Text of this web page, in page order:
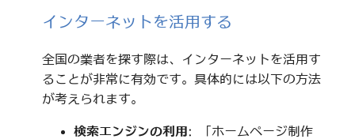
インターネットを活用する
全国の業者を探す際は、インターネットを活用す
ることが非常に有効です。具体的には以下の方法
が考えられます。
検索エンジンの利用 : 「ホームページ制作